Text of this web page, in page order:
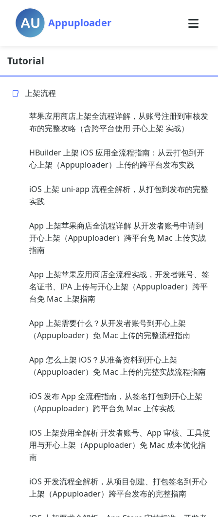
Appuploader
Tutorial
上架流程
苹果应用商店上架全流程详解，从账号注册到审核发
布的完整攻略（含跨平台使用 开心上架 实战）
HBuilder 上架 iOS 应用全流程指南：从云打包到开
心上架（Appuploader）上传的跨平台发布实践
iOS 上架 uni-app 流程全解析，从打包到发布的完整
实践
App 上架苹果商店全流程详解 从开发者账号申请到
开心上架（Appuploader）跨平台免 Mac 上传实战
指南
App 上架苹果应用商店全流程实战，开发者账号、签
名证书、IPA 上传与开心上架（Appuploader）跨平
台免 Mac 上架指南
App 上架需要什么？从开发者账号到开心上架
（Appuploader）免 Mac 上传的完整流程指南
App 怎么上架 iOS？从准备资料到开心上架
（Appuploader）免 Mac 上传的完整实战流程指南
iOS 发布 App 全流程指南，从签名打包到开心上架
（Appuploader）跨平台免 Mac 上传实战
iOS 上架费用全解析 开发者账号、App 审核、工具使
用与开心上架（Appuploader）免 Mac 成本优化指
南
iOS 开发流程全解析，从项目创建、打包签名到开心
上架（Appuploader）跨平台发布的完整指南